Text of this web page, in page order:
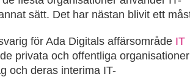
sätt. Det har nästan blivit ett
för Ada Digitals affärsområde IT
privata och offentliga organisationer
och deras interima IT-